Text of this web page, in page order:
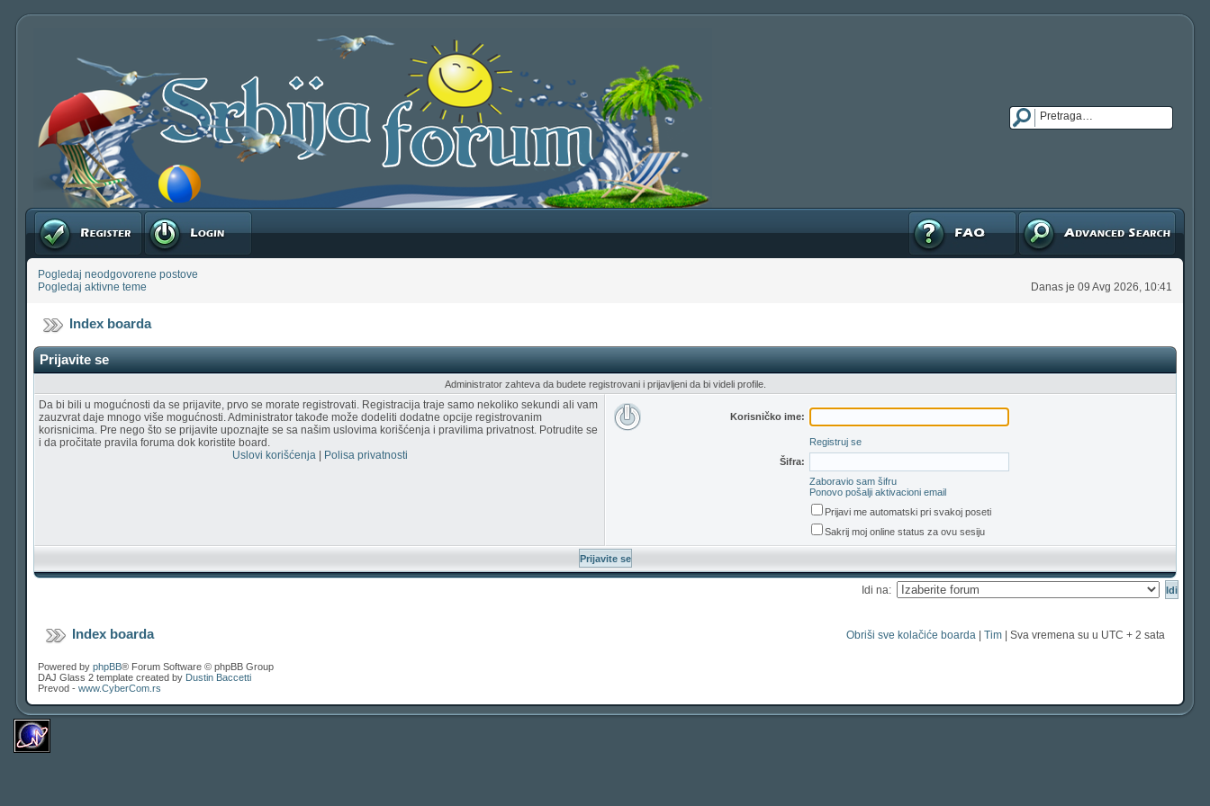
Registruj se Prijavite se Napredna pretraga
FAQ
Pogledaj neodgovorene postove
Pogledaj aktivne teme
Danas je 09 Avg 2026, 10:41
Index boarda
Prijavite se
Administrator zahteva da budete registrovani i prijavljeni da bi videli profile.
Da bi bili u mogućnosti da se prijavite, prvo se morate registrovati. Registracija traje samo nekoliko sekundi ali vam
zauzvrat daje mnogo više mogućnosti. Administrator takođe može dodeliti dodatne opcije registrovanim
korisnicima. Pre nego što se prijavite upoznajte se sa našim uslovima korišćenja i pravilima privatnost. Potrudite se
i da pročitate pravila foruma dok koristite board.
Uslovi korišćenja| Polisa privatnosti
Korisničko ime:
Registruj se
Šifra:
Zaboravio sam šifru
Ponovo pošalji aktivacioni email
Prijavi me automatski pri svakoj poseti
Sakrij moj online status za ovu sesiju
Idi na:
Index boarda Obriši sve kolačiće boarda Tim | Sva vremena su u UTC + 2 sata
Powered by phpBB® Forum Software © phpBB Group
DAJ Glass 2 template created by Dustin Baccetti
Prevod - www.CyberCom.rs